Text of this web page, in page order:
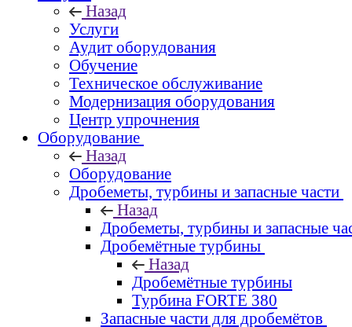
Назад
Услуги
Аудит оборудования
Обучение
Техническое обслуживание
Модернизация оборудования
Центр упрочнения
Оборудование
Назад
Оборудование
Дробеметы, турбины и запасные части
Назад
Дробеметы, турбины и запасные
Дробемётные турбины
Назад
Дробемётные турбины
Турбина FORTE 380
Запасные части для дробемётов